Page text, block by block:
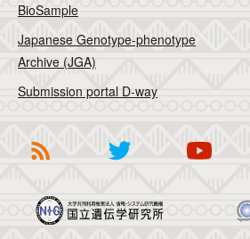
BioSample
Japanese Genotype-phenotype
Archive (JGA)
Submission portal D-way